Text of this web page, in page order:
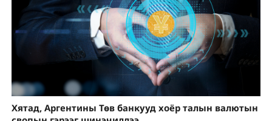
Хятад, Аргентины Төв банкууд хоёр талын валютын